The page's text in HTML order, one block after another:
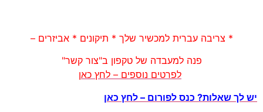
* צריבה עברית למכשיר שלך * תיקונים * אביזרים –
פנה למעבדה של טקפון ב"צור קשר"
לפרטים נוספים – לחץ כאן
יש לך שאלות? כנס לפורום – לחץ כאן